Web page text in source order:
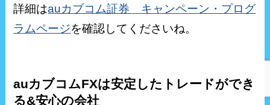
詳細はauカブコム証券 キャンペーン・プログ
ラムページを確認してくださいね。
auカブコムFXは安定したトレードができ
る&安心の会社